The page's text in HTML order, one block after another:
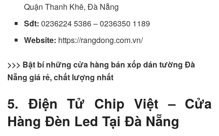
Quận Thanh Khê, Đà Nẵng
Sđt: 0236224 5386 – 0236350 1189
Website: https://rangdong.com.vn/
>>> Bật bí những cửa hàng bán xốp dán tường Đà
Nẵng giá rẻ, chất lượng nhất
5. Điện Tử Chip Việt – Cửa
Hàng Đèn Led Tại Đà Nẵng